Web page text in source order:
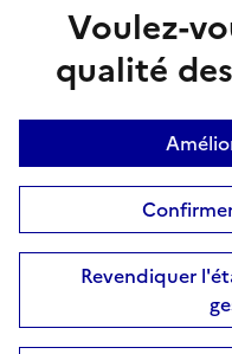
Voulez-
qualité
Revendiquer